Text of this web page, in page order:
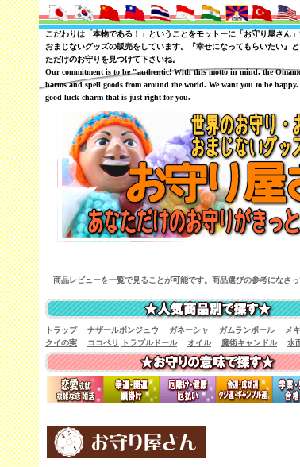
こだわりは「本物である！」ということをモットーに「お守り屋さん
おまじないグッズの販売をしています。『幸せになってもらいたい』
ただけのお守りを見つけて下さいね。
Our commitment is to be "authentic! With this motto in mind, the
harms and spell goods from around the world. We want you to be
good luck charm that is just right for you.
商品レビューを一覧で見ることが可能です。商品選びの参考になさっ
トラップ
ナザールボンジュウ ガネーシャ ガムランボール メ
クイの実
ココペリ トラブルドール オイル 魔術キャンドル 水